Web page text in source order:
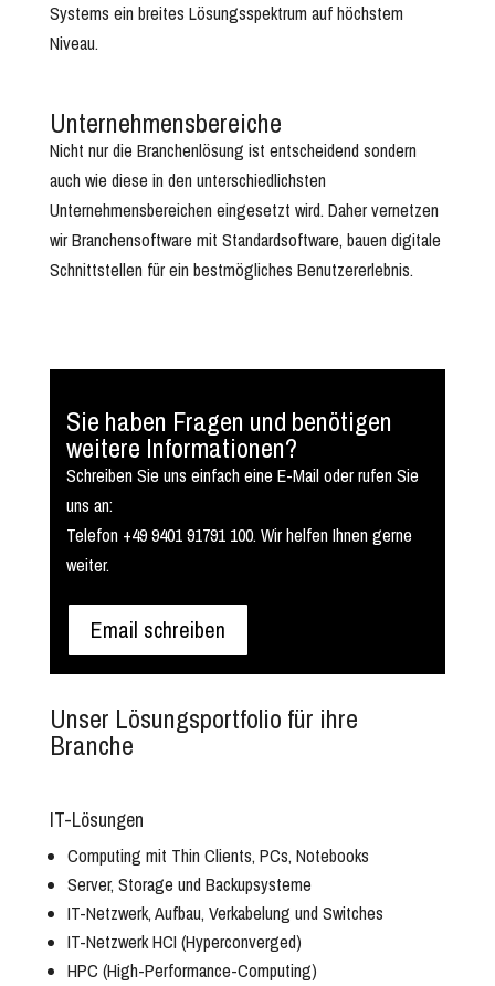
Systems ein breites Lösungsspektrum auf höchstem
Niveau.
Unternehmensbereiche
Nicht nur die Branchenlösung ist entscheidend sondern
auch wie diese in den unterschiedlichsten
Unternehmensbereichen eingesetzt wird. Daher vernetzen
wir Branchensoftware mit Standardsoftware, bauen digitale
Schnittstellen für ein bestmögliches Benutzererlebnis.
Sie haben Fragen und benötigen
weitere Informationen?
Schreiben Sie uns einfach eine E-Mail oder rufen Sie
uns an:
Telefon +49 9401 91791 100. Wir helfen Ihnen gerne
weiter.
Email schreiben
Unser Lösungsportfolio für ihre
Branche
IT-Lösungen
Computing mit Thin Clients, PCs, Notebooks
Server, Storage und Backupsysteme
IT-Netzwerk, Aufbau, Verkabelung und Switches
IT-Netzwerk HCI (Hyperconverged)
HPC (High-Performance-Computing)